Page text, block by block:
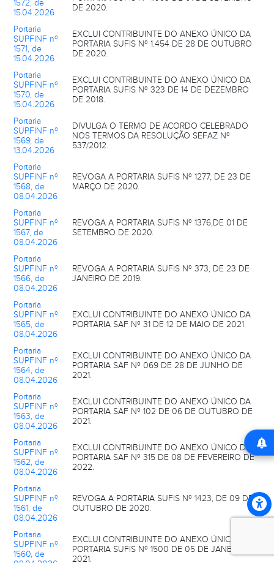
1572, de
15.04.2026
DE 2020.
Portaria
SUPFINF nº
1571, de
15.04.2026
EXCLUI CONTRIBUINTE DO ANEXO ÚNICO DA
PORTARIA SUFIS Nº 1.454 DE 28 DE OUTUBRO
DE 2020.
Portaria
SUPFINF nº
1570, de
15.04.2026
EXCLUI CONTRIBUINTE DO ANEXO ÚNICO DA
PORTARIA SUFIS Nº 323 DE 14 DE DEZEMBRO
DE 2018.
Portaria
SUPFINF nº
1569, de
13.04.2026
DIVULGA O TERMO DE ACORDO CELEBRADO
NOS TERMOS DA RESOLUÇÃO SEFAZ Nº
537/2012.
Portaria
SUPFINF nº
1568, de
08.04.2026
REVOGA A PORTARIA SUFIS Nº 1277, DE 23 DE
MARÇO DE 2020.
Portaria
SUPFINF nº
1567, de
08.04.2026
REVOGA A PORTARIA SUFIS Nº 1376,DE 01 DE
SETEMBRO DE 2020.
Portaria
SUPFINF nº
1566, de
08.04.2026
REVOGA A PORTARIA SUFIS Nº 373, DE 23 DE
JANEIRO DE 2019.
Portaria
SUPFINF nº
1565, de
08.04.2026
EXCLUI CONTRIBUINTE DO ANEXO ÚNICO DA
PORTARIA SAF Nº 31 DE 12 DE MAIO DE 2021.
Portaria
SUPFINF nº
1564, de
08.04.2026
EXCLUI CONTRIBUINTE DO ANEXO ÚNICO DA
PORTARIA SAF Nº 069 DE 28 DE JUNHO DE
2021.
Portaria
SUPFINF nº
1563, de
08.04.2026
EXCLUI CONTRIBUINTE DO ANEXO ÚNICO DA
PORTARIA SAF Nº 102 DE 06 DE OUTUBRO DE
2021.
Portaria
SUPFINF nº
1562, de
08.04.2026
EXCLUI CONTRIBUINTE DO ANEXO ÚNICO DA
PORTARIA SAF Nº 315 DE 08 DE FEVEREIRO DE
2022.
Portaria
SUPFINF nº
1561, de
08.04.2026
REVOGA A PORTARIA SUFIS Nº 1423, DE 09 DE
OUTUBRO DE 2020.
Portaria
SUPFINF nº
1560, de
EXCLUI CONTRIBUINTE DO ANEXO ÚNICO DA
PORTARIA SUFIS Nº 1500 DE 05 DE JANEIRO DE
2021.